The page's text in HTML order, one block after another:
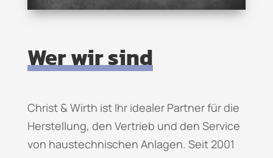
Wer wir sind
Christ & Wirth ist Ihr idealer Partner für die
Herstellung, den Vertrieb und den Service
von haustechnischen Anlagen. Seit 2001